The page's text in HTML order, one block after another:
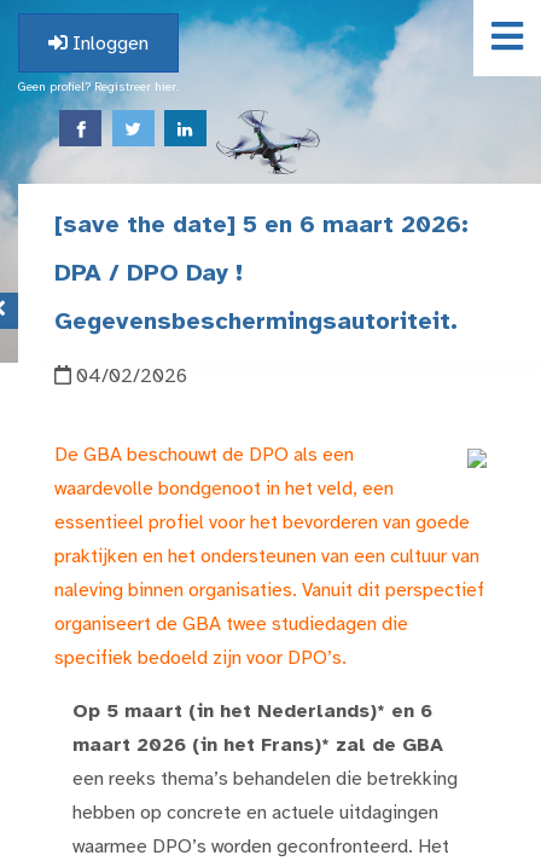
Inloggen
Geen profiel? Registreer hier.
[save the date] 5 en 6 maart 2026:
DPA / DPO Day !
Gegevensbeschermingsautoriteit.
04/02/2026
De GBA beschouwt de DPO als een
waardevolle bondgenoot in het veld, een
essentieel profiel voor het bevorderen van goede
praktijken en het ondersteunen van een cultuur van
naleving binnen organisaties. Vanuit dit perspectief
organiseert de GBA twee studiedagen die
specifiek bedoeld zijn voor DPO’s.
Op 5 maart (in het Nederlands)* en 6
maart 2026 (in het Frans)* zal de GBA
een reeks thema’s behandelen die betrekking
hebben op concrete en actuele uitdagingen
waarmee DPO’s worden geconfronteerd. Het